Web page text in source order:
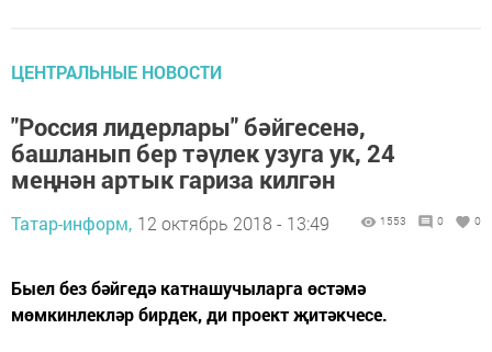
ЦЕНТРАЛЬНЫЕ НОВОСТИ
"Россия лидерлары" бәйгесенә,
башланып бер тәүлек узуга ук, 24
меңнән артык гариза килгән
Татар-информ, 12 октябрь 2018 - 13:49 1553 0 0
Быел без бәйгедә катнашучыларга өстәмә
мөмкинлекләр бирдек, ди проект җитәкчесе.